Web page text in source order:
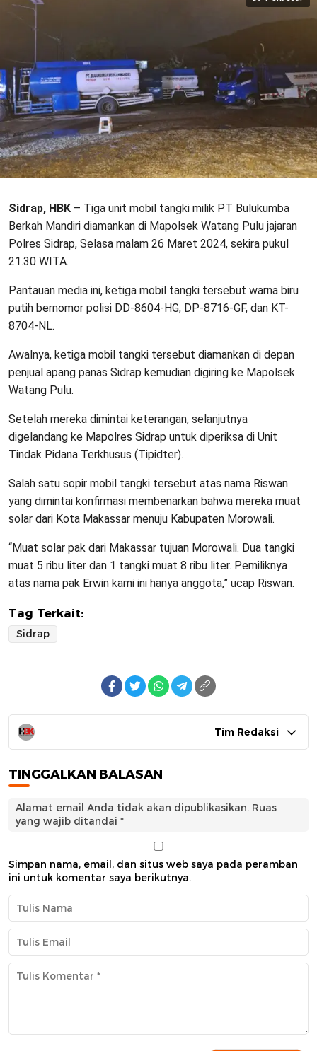
Sidrap, HBK – Tiga unit mobil tangki milik PT Bulukumba
Berkah Mandiri diamankan di Mapolsek Watang Pulu jajaran
Polres Sidrap, Selasa malam 26 Maret 2024, sekira pukul
21.30 WITA.
Pantauan media ini, ketiga mobil tangki tersebut warna biru
putih bernomor polisi DD-8604-HG, DP-8716-GF, dan KT-
8704-NL.
Awalnya, ketiga mobil tangki tersebut diamankan di depan
penjual apang panas Sidrap kemudian digiring ke Mapolsek
Watang Pulu.
Setelah mereka dimintai keterangan, selanjutnya
digelandang ke Mapolres Sidrap untuk diperiksa di Unit
Tindak Pidana Terkhusus (Tipidter).
Salah satu sopir mobil tangki tersebut atas nama Riswan
yang dimintai konfirmasi membenarkan bahwa mereka muat
solar dari Kota Makassar menuju Kabupaten Morowali.
“Muat solar pak dari Makassar tujuan Morowali. Dua tangki
muat 5 ribu liter dan 1 tangki muat 8 ribu liter. Pemiliknya
atas nama pak Erwin kami ini hanya anggota,” ucap Riswan.
Tag Terkait:
Sidrap
Tim Redaksi
TINGGALKAN BALASAN
Alamat email Anda tidak akan dipublikasikan. Ruas
yang wajib ditandai *
Simpan nama, email, dan situs web saya pada peramban
ini untuk komentar saya berikutnya.